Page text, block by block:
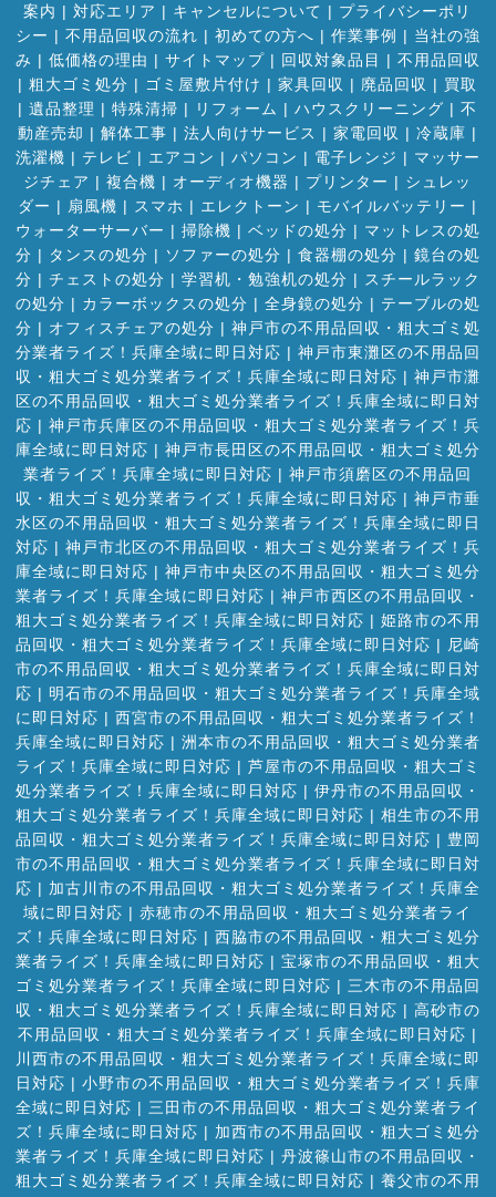
案内 | 対応エリア | キャンセルについて | プライバシーポリ
シー | 不用品回収の流れ | 初めての方へ | 作業事例 | 当社の強
み | 低価格の理由 | サイトマップ| 回収対象品目 | 不用品回収
| 粗大ゴミ処分 | ゴミ屋敷片付け | 家具回収 | 廃品回収 | 買取
| 遺品整理 | 特殊清掃 | リフォーム | ハウスクリーニング | 不
動産売却 | 解体工事 | 法人向けサービス | 家電回収 | 冷蔵庫 |
洗濯機 | テレビ | エアコン | パソコン | 電子レンジ | マッサー
ジチェア | 複合機 | オーディオ機器 | プリンター | シュレッ
ダー | 扇風機 | スマホ | エレクトーン | モバイルバッテリー |
ウォーターサーバー | 掃除機 | ベッドの処分 | マットレスの処
分 | タンスの処分 | ソファーの処分 | 食器棚の処分 | 鏡台の処
分 | チェストの処分 | 学習机・勉強机の処分 | スチールラック
の処分 | カラーボックスの処分 | 全身鏡の処分 | テーブルの処
分 | オフィスチェアの処分 | 神戸市の不用品回収・粗大ゴミ処
分業者ライズ！兵庫全域に即日対応 | 神戸市東灘区の不用品回
収・粗大ゴミ処分業者ライズ！兵庫全域に即日対応 | 神戸市灘
区の不用品回収・粗大ゴミ処分業者ライズ！兵庫全域に即日対
応 | 神戸市兵庫区の不用品回収・粗大ゴミ処分業者ライズ！兵
庫全域に即日対応 | 神戸市長田区の不用品回収・粗大ゴミ処分
業者ライズ！兵庫全域に即日対応 | 神戸市須磨区の不用品回
収・粗大ゴミ処分業者ライズ！兵庫全域に即日対応 | 神戸市垂
水区の不用品回収・粗大ゴミ処分業者ライズ！兵庫全域に即日
対応 | 神戸市北区の不用品回収・粗大ゴミ処分業者ライズ！兵
庫全域に即日対応 | 神戸市中央区の不用品回収・粗大ゴミ処分
業者ライズ！兵庫全域に即日対応 | 神戸市西区の不用品回収・
粗大ゴミ処分業者ライズ！兵庫全域に即日対応 | 姫路市の不用
品回収・粗大ゴミ処分業者ライズ！兵庫全域に即日対応 | 尼崎
市の不用品回収・粗大ゴミ処分業者ライズ！兵庫全域に即日対
応 | 明石市の不用品回収・粗大ゴミ処分業者ライズ！兵庫全域
に即日対応 | 西宮市の不用品回収・粗大ゴミ処分業者ライズ！
兵庫全域に即日対応 | 洲本市の不用品回収・粗大ゴミ処分業者
ライズ！兵庫全域に即日対応 | 芦屋市の不用品回収・粗大ゴミ
処分業者ライズ！兵庫全域に即日対応 | 伊丹市の不用品回収・
粗大ゴミ処分業者ライズ！兵庫全域に即日対応 | 相生市の不用
品回収・粗大ゴミ処分業者ライズ！兵庫全域に即日対応 | 豊岡
市の不用品回収・粗大ゴミ処分業者ライズ！兵庫全域に即日対
応 | 加古川市の不用品回収・粗大ゴミ処分業者ライズ！兵庫全
域に即日対応 | 赤穂市の不用品回収・粗大ゴミ処分業者ライ
ズ！兵庫全域に即日対応 | 西脇市の不用品回収・粗大ゴミ処分
業者ライズ！兵庫全域に即日対応 | 宝塚市の不用品回収・粗大
ゴミ処分業者ライズ！兵庫全域に即日対応 | 三木市の不用品回
収・粗大ゴミ処分業者ライズ！兵庫全域に即日対応 | 高砂市の
不用品回収・粗大ゴミ処分業者ライズ！兵庫全域に即日対応 |
川西市の不用品回収・粗大ゴミ処分業者ライズ！兵庫全域に即
日対応 | 小野市の不用品回収・粗大ゴミ処分業者ライズ！兵庫
全域に即日対応 | 三田市の不用品回収・粗大ゴミ処分業者ライ
ズ！兵庫全域に即日対応 | 加西市の不用品回収・粗大ゴミ処分
業者ライズ！兵庫全域に即日対応 | 丹波篠山市の不用品回収・
粗大ゴミ処分業者ライズ！兵庫全域に即日対応 | 養父市の不用